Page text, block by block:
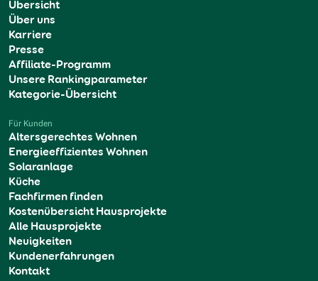
Übersicht
Über uns
Karriere
Presse
Affiliate-Programm
Unsere Rankingparameter
Kategorie-Übersicht
Für Kunden
Altersgerechtes Wohnen
Energieeffizientes Wohnen
Solaranlage
Küche
Fachfirmen finden
Kostenübersicht Hausprojekte
Alle Hausprojekte
Neuigkeiten
Kundenerfahrungen
Kontakt